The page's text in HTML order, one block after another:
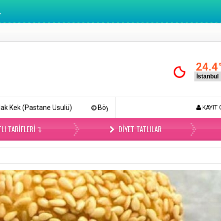
24.4
Böyle Tiramisu Yemediniz (Videolu) Lokmalık Tuzlu KAYIT
TARIFLERI DIYET TATLILAR